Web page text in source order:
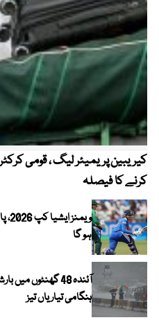
کرنے کا فیصلہ
ہو گا
آئندہ 48 گھنٹوں
ہنگامی تیاریاں تیز